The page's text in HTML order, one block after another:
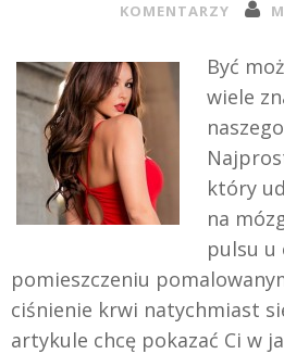
KOMENTARZY
Być
wiele
który
na
pulsu u
pomieszczeniu
ciśnienie krwi natychmiast
artykule chcę pokazać Ci w